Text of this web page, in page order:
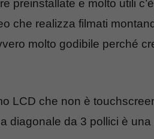
preinstallate e molto utili
che realizza filmati
molto godibile perché
LCD che non è
diagonale da 3 pollici è